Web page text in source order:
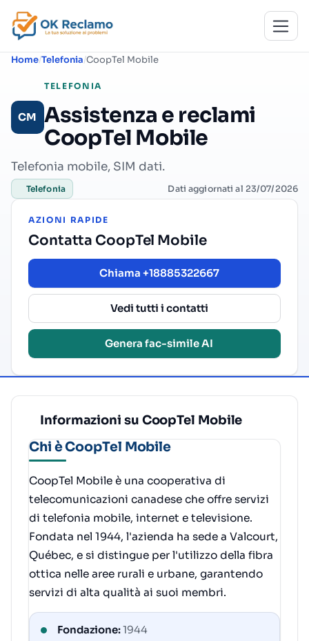
Home Telefonia CoopTel Mobile
CM
TELEFONIA
Assistenza e reclami
CoopTel Mobile
Telefonia mobile, SIM dati.
Telefonia Dati aggiornati al 23/07/2026
AZIONI RAPIDE
Contatta CoopTel Mobile
Chiama +18885322667
Vedi tutti i contatti
Genera fac-simile AI
Informazioni su CoopTel Mobile
Chi è CoopTel Mobile
CoopTel Mobile è una cooperativa di
telecomunicazioni canadese che offre servizi
di telefonia mobile, internet e televisione.
Fondata nel 1944, l'azienda ha sede a Valcourt,
Québec, e si distingue per l'utilizzo della fibra
ottica nelle aree rurali e urbane, garantendo
servizi di alta qualità ai suoi membri.
Fondazione:1944